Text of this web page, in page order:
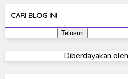
Ultraman 80
Ultraman Cosmos
CARI BLOG INI
Diberdayakan oleh